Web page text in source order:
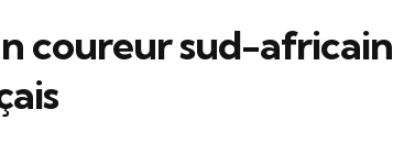
coureur sud-africain